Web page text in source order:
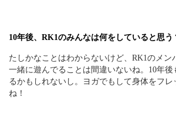
10年後、RK1のみんなは何をしていると思う
たしかなことはわからないけど、RK1のメン
一緒に遊んでることは間違いないね。10年後
るかもしれないし。ヨガでもして身体をフレ
ね！